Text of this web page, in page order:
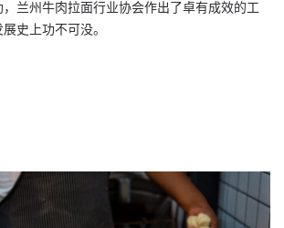
兰州牛肉拉面行业协会作出了卓有成效的工
史上功不可没。